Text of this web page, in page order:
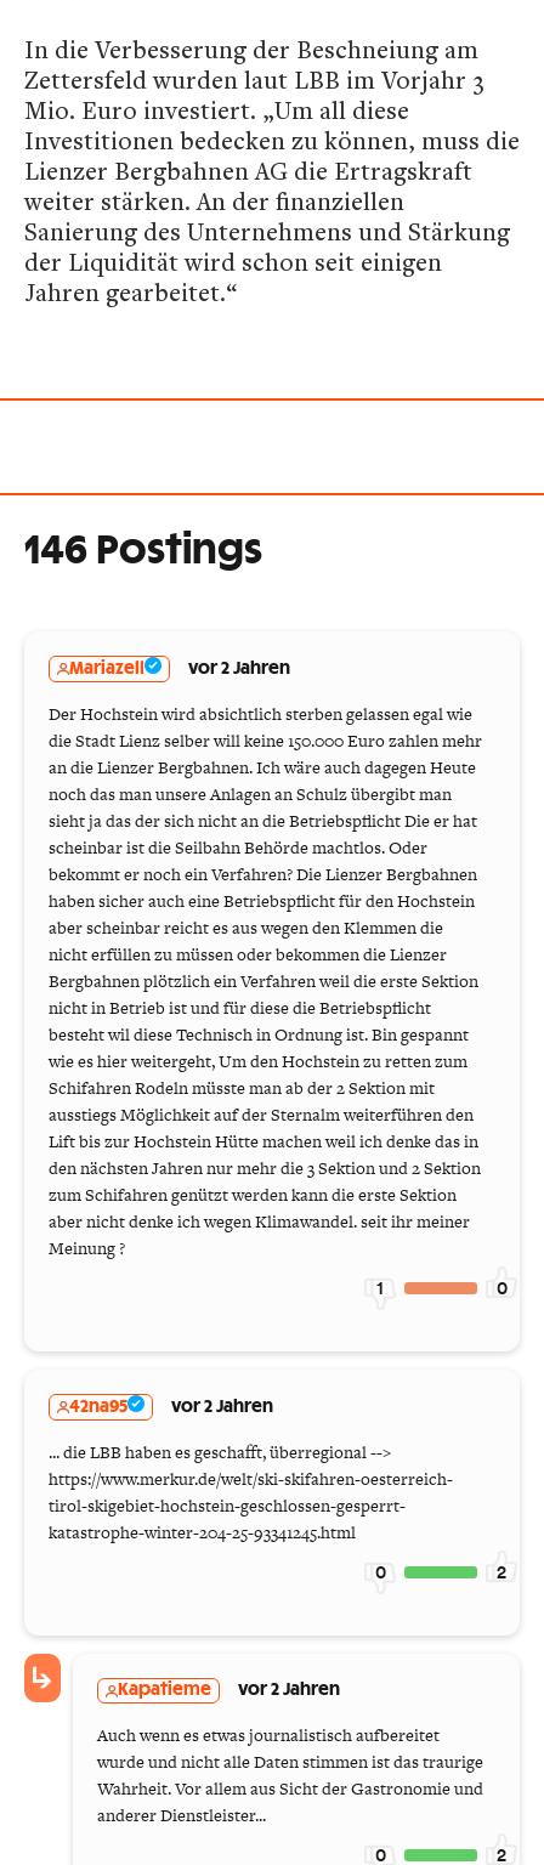
In die Verbesserung der Beschneiung am
Zettersfeld wurden laut LBB im Vorjahr 3
Mio. Euro investiert. „Um all diese
Investitionen bedecken zu können, muss die
Lienzer Bergbahnen AG die Ertragskraft
weiter stärken. An der finanziellen
Sanierung des Unternehmens und Stärkung
der Liquidität wird schon seit einigen
Jahren gearbeitet.“
146 Postings
Mariazell vor 2 Jahren
Der Hochstein wird absichtlich sterben gelassen egal wie
die Stadt Lienz selber will keine 150.000 Euro zahlen mehr
an die Lienzer Bergbahnen. Ich wäre auch dagegen Heute
noch das man unsere Anlagen an Schulz übergibt man
sieht ja das der sich nicht an die Betriebspflicht Die er hat
scheinbar ist die Seilbahn Behörde machtlos. Oder
bekommt er noch ein Verfahren? Die Lienzer Bergbahnen
haben sicher auch eine Betriebspflicht für den Hochstein
aber scheinbar reicht es aus wegen den Klemmen die
nicht erfüllen zu müssen oder bekommen die Lienzer
Bergbahnen plötzlich ein Verfahren weil die erste Sektion
nicht in Betrieb ist und für diese die Betriebspflicht
besteht wil diese Technisch in Ordnung ist. Bin gespannt
wie es hier weitergeht, Um den Hochstein zu retten zum
Schifahren Rodeln müsste man ab der 2 Sektion mit
ausstiegs Möglichkeit auf der Sternalm weiterführen den
Lift bis zur Hochstein Hütte machen weil ich denke das in
den nächsten Jahren nur mehr die 3 Sektion und 2 Sektion
zum Schifahren genützt werden kann die erste Sektion
aber nicht denke ich wegen Klimawandel. seit ihr meiner
Meinung ?
1 0
42na95 vor 2 Jahren
... die LBB haben es geschafft, überregional -->
https://www.merkur.de/welt/ski-skifahren-oesterreich-
tirol-skigebiet-hochstein-geschlossen-gesperrt-
katastrophe-winter-204-25-93341245.html
0 2
Kapatieme vor 2 Jahren
Auch wenn es etwas journalistisch aufbereitet
wurde und nicht alle Daten stimmen ist das traurige
Wahrheit. Vor allem aus Sicht der Gastronomie und
anderer Dienstleister...
0 2